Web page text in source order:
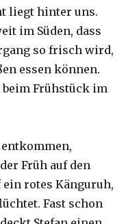
liegt hinter uns.
im Süden, dass
so frisch wird,
essen können.
Frühstück im
Früh auf den
rotes Känguruh,
Fast schon